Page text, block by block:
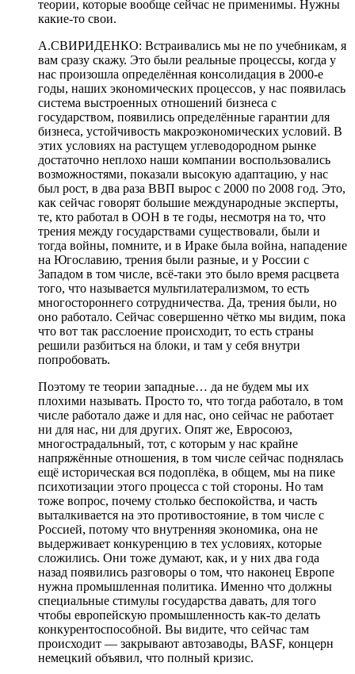
теории, которые вообще сейчас не применимы. Нужны
какие-то свои.
А.СВИРИДЕНКО: Встраивались мы не по учебникам, я
вам сразу скажу. Это были реальные процессы, когда у
нас произошла определённая консолидация в 2000-е
годы, наших экономических процессов, у нас появилась
система выстроенных отношений бизнеса с
государством, появились определённые гарантии для
бизнеса, устойчивость макроэкономических условий. В
этих условиях на растущем углеводородном рынке
достаточно неплохо наши компании воспользовались
возможностями, показали высокую адаптацию, у нас
был рост, в два раза ВВП вырос с 2000 по 2008 год. Это,
как сейчас говорят большие международные эксперты,
те, кто работал в ООН в те годы, несмотря на то, что
трения между государствами существовали, были и
тогда войны, помните, и в Ираке была война, нападение
на Югославию, трения были разные, и у России с
Западом в том числе, всё-таки это было время расцвета
того, что называется мультилатерализмом, то есть
многостороннего сотрудничества. Да, трения были, но
оно работало. Сейчас совершенно чётко мы видим, пока
что вот так расслоение происходит, то есть страны
решили разбиться на блоки, и там у себя внутри
попробовать.
Поэтому те теории западные… да не будем мы их
плохими называть. Просто то, что тогда работало, в том
числе работало даже и для нас, оно сейчас не работает
ни для нас, ни для других. Опят же, Евросоюз,
многострадальный, тот, с которым у нас крайне
напряжённые отношения, в том числе сейчас поднялась
ещё историческая вся подоплёка, в общем, мы на пике
психотизации этого процесса с той стороны. Но там
тоже вопрос, почему столько беспокойства, и часть
выталкивается на это противостояние, в том числе с
Россией, потому что внутренняя экономика, она не
выдерживает конкуренцию в тех условиях, которые
сложились. Они тоже думают, как, и у них два года
назад появились разговоры о том, что наконец Европе
нужна промышленная политика. Именно что должны
специальные стимулы государства давать, для того
чтобы европейскую промышленность как-то делать
конкурентоспособной. Вы видите, что сейчас там
происходит — закрывают автозаводы, BASF, концерн
немецкий объявил, что полный кризис.